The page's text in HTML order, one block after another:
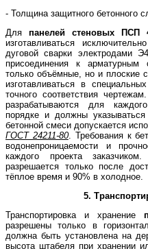
- Толщина защитного бетонного
Для панелей стеновых ПСП
изготавливаться
дуговой сварки электродами
присоединения к
только объёмные, но и плоские
изготавливаться в
точного соответствия
разрабатываются для
порядке и должны
бетонной смеси допускается
ГОСТ 24211-80. Требования к
водонепроницаемости и
каждого проекта
разрешается только после
тёплое время и 90% в холодное.
5.
Транспортировка и хранение
разрешены только в
должна быть установлена на
высота штабеля при хранении